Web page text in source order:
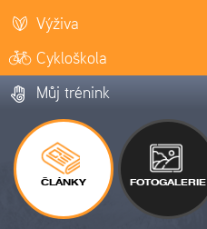
Výživa
Cykloškola
Můj trénink
ČLÁNKY FOTOGALERIE